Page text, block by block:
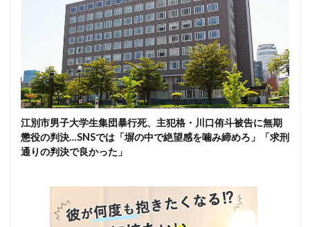
江別市男子大学生集団暴行死、主犯格・川口侑斗被告に無期
懲役の判決…SNSでは「塀の中で絶望感を噛み締めろ」「求刑
通りの判決で良かった」